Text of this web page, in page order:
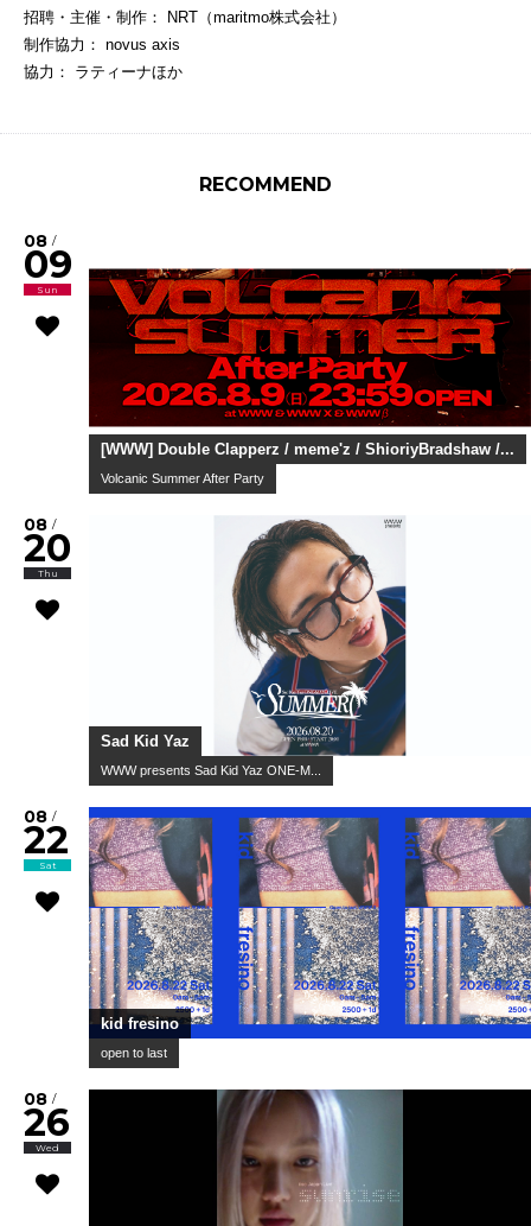
招聘・主催・制作： NRT（maritmo株式会社）
制作協力： novus axis
協力： ラティーナほか
RECOMMEND
08 /
09
Sun
[WWW] Double Clapperz / meme'z / ShioriyBradshaw /...
Volcanic Summer After Party
08 /
20
Thu
Sad Kid Yaz
WWW presents Sad Kid Yaz ONE-M...
08 /
22
Sat
kid fresino
open to last
08 /
26
Wed